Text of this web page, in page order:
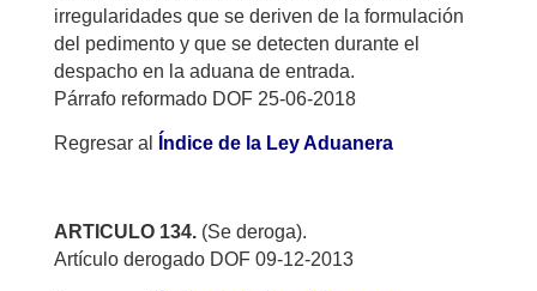
irregularidades que se deriven de la formulación
del pedimento y que se detecten durante el
despacho en la aduana de entrada.
Párrafo reformado DOF 25-06-2018
Regresar al Índice de la Ley Aduanera
ARTICULO 134.(Se deroga).
Artículo derogado DOF 09-12-2013